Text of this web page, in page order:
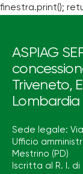
finestra.print();
ASPIAG
Triveneto,
Lombardia
Sede legale: Via
Ufficio
Mestrino (PD)
Iscritta al R. I.